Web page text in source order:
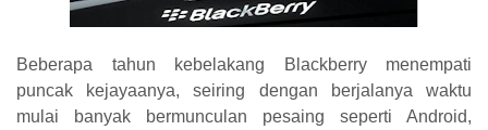
Beberapa tahun kebelakang Blackberry menempati
puncak kejayaanya, seiring dengan berjalanya waktu
mulai banyak bermunculan pesaing seperti Android,